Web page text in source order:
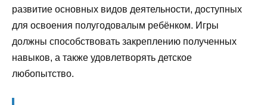
развитие основных видов деятельности, доступных
для освоения полугодовалым ребёнком. Игры
должны способствовать закреплению полученных
навыков, а также удовлетворять детское
любопытство.